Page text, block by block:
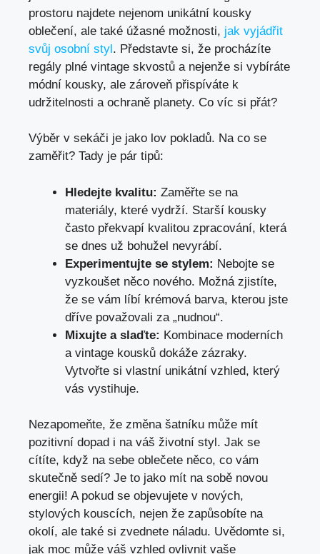
prostoru najdete nejenom⁤ unikátní kousky
oblečení, ale‌ také úžasné ​možnosti, jak vyjádřit
svůj osobní styl.‍ Představte si, že procházíte
regály ⁢plné vintage skvostů a⁢ nejenže si vybíráte
módní kousky, ale zároveň přispíváte k
udržitelnosti a ochraně planety. Co⁤ víc si přát?
Výběr v⁣ sekáči⁤ je jako lov pokladů.‌ Na co ‍se⁣
zaměřit? Tady je ⁤pár tipů:
Hledejte kvalitu: Zaměřte se na⁤
materiály, ⁣které vydrží. Starší kousky
⁤často překvapí kvalitou​ zpracování, která
se dnes už ​bohužel nevyrábí.
Experimentujte se ⁣stylem: Nebojte se⁣
vyzkoušet něco nového. ​Možná zjistíte,
že se vám líbí‍ krémová barva,‍ kterou​ jste‍
dříve ​považovali za „nudnou“.
Mixujte a slaďte: ⁤Kombinace moderních
a vintage kousků dokáže zázraky.
Vytvořte⁢ si vlastní unikátní vzhled, který
‍vás vystihuje.
Nezapomeňte, že změna⁣ šatníku může mít⁢
pozitivní dopad i na ⁢váš životní styl. Jak se
cítíte, když na ⁣sebe oblečete něco,‌ co vám
‌skutečně sedí? Je to‌ jako mít na sobě novou
energii! A pokud ⁢se objevujete v nových,
stylových kouscích, nejen ⁢že⁣ zapůsobíte na
okolí, ale také si zvednete náladu.⁤ Uvědomte si,
jak moc může váš vzhled ovlivnit‍ vaše